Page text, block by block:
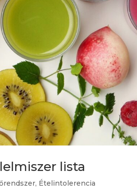
lista
, Ételintolerencia